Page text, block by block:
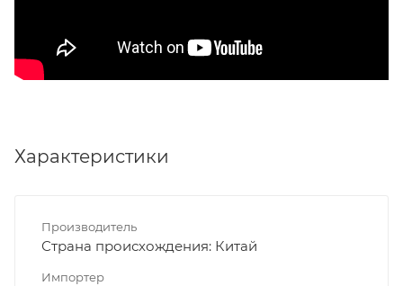
Характеристики
Производитель
Страна происхождения: Китай
Импортер